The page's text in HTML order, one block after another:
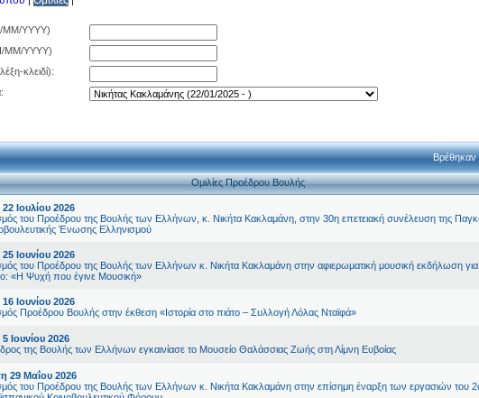
YYYY)
YYYY)
κλειδί):
Βρέθηκαν
Ομιλίες Προέδρου Βουλής
Ιουλίου 2026
του Προέδρου της Βουλής των Ελλήνων, κ. Νικήτα Κακλαμάνη, στην 30η επετειακή συνέλευση της
Ένωσης Ελληνισμού
Ιουνίου 2026
του Προέδρου της Βουλής των Ελλήνων κ. Νικήτα Κακλαμάνη στην αφιερωματική μουσική εκδήλωση
«Η Ψυχή που έγινε Μουσική»
Ιουνίου 2026
Προέδρου Βουλής στην έκθεση «Ιστορία στο πιάτο – Συλλογή Λόλας Νταϊφά»
Ιουνίου 2026
της Βουλής των Ελλήνων εγκαινίασε το Μουσείο Θαλάσσιας Ζωής στη Λίμνη Ευβοίας
29 Μαΐου 2026
του Προέδρου της Βουλής των Ελλήνων κ. Νικήτα Κακλαμάνη στην επίσημη έναρξη των εργασιών του